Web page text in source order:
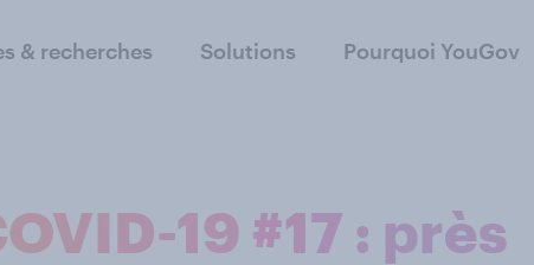
& recherches Solutions Pourquoi YouGov
19 #17 : près